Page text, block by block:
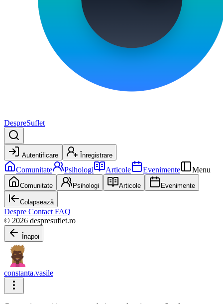
DespreSuflet
Autentificare Înregistrare
Comunitate Psihologi Articole Evenimente Menu
Comunitate Psihologi Articole Evenimente
Colapsează
Despre Contact FAQ
© 2026 despresuflet.ro
Înapoi
constanta.vasile